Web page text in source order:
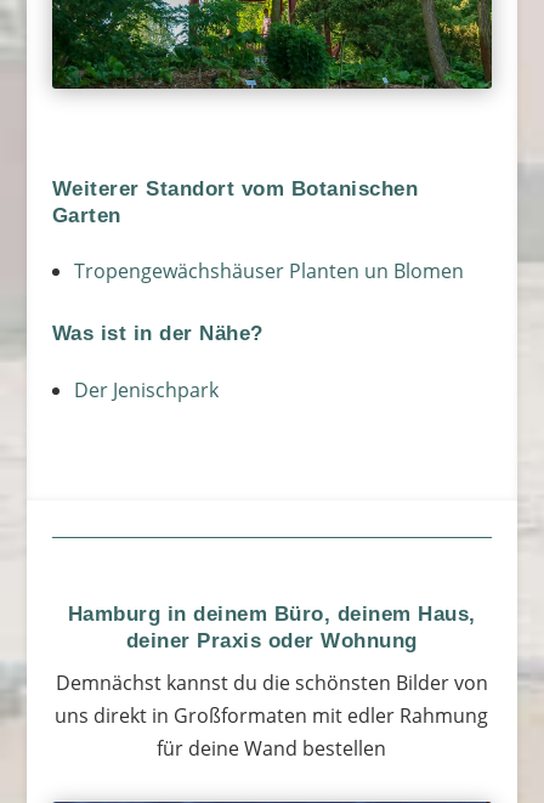
Weiterer Standort vom Botanischen
Garten
Tropengewächshäuser Planten un Blomen
Was ist in der Nähe?
Der Jenischpark
Hamburg in deinem Büro, deinem Haus,
deiner Praxis oder Wohnung
Demnächst kannst du die schönsten Bilder von
uns direkt in Großformaten mit edler Rahmung
für deine Wand bestellen